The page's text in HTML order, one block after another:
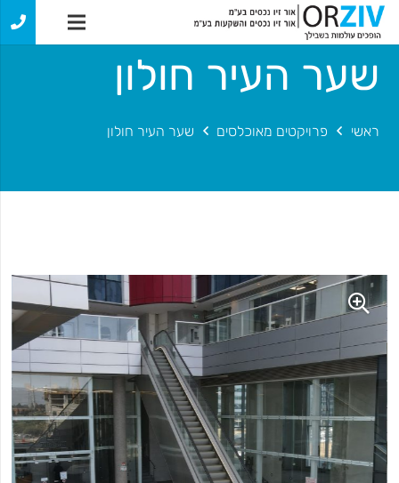
שער העיר חולון
ראשי פרויקטים מאוכלסים שער העיר חולון